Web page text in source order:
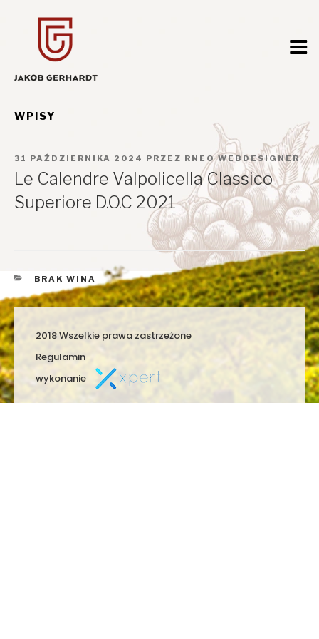
WPISY
OPUBLIKOWANE
W
31 PAŹDZIERNIKA 2024 PRZEZ RNEO WEBDESIGNER
Le Calendre Valpolicella Classico
Superiore D.O.C 2021
KATEGORIE
BRAK WINA
2018 Wszelkie prawa zastrzeżone
Regulamin
wykonanie